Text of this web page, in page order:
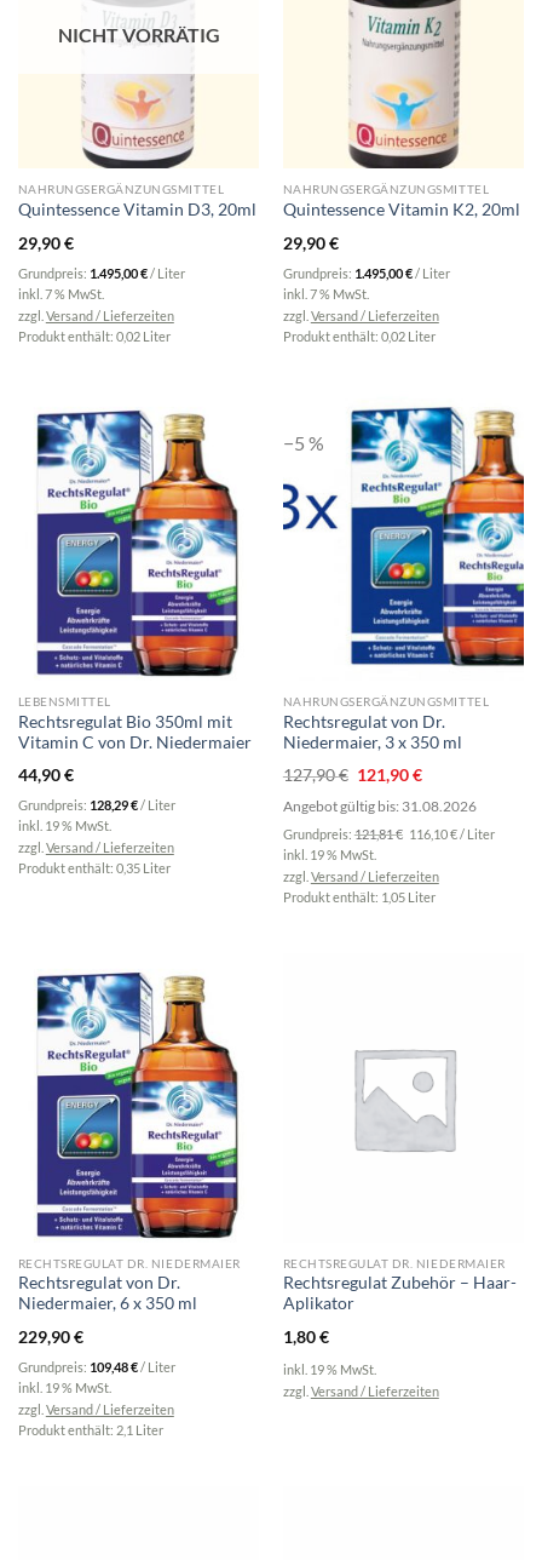
NICHT VORRÄTIG
NAHRUNGSERGÄNZUNGSMITTEL
Quintessence Vitamin D3, 20ml
29,90€
Grundpreis: 1.495,00€/ Liter
inkl. 7 % MwSt.
zzgl. Versand / Lieferzeiten
Produkt enthält: 0,02 Liter
NAHRUNGSERGÄNZUNGSMITTEL
Quintessence Vitamin K2, 20ml
29,90€
Grundpreis: 1.495,00€/ Liter
inkl. 7 % MwSt.
zzgl. Versand / Lieferzeiten
Produkt enthält: 0,02 Liter
LEBENSMITTEL
Rechtsregulat Bio 350ml mit
Vitamin C von Dr. Niedermaier
44,90€
Grundpreis: 128,29€/ Liter
inkl. 19 % MwSt.
zzgl. Versand / Lieferzeiten
Produkt enthält: 0,35 Liter
−5 %
NAHRUNGSERGÄNZUNGSMITTEL
Rechtsregulat von Dr.
Niedermaier, 3 x 350 ml
127,90€ Ursprünglicher
Preis
127,90 €
121,90€Aktueller
Preis
121,90 €.
Angebot gültig bis: 31.08.2026
Grundpreis: 121,81€ 116,10€/ Liter
inkl. 19 % MwSt.
zzgl. Versand / Lieferzeiten
Produkt enthält: 1,05 Liter
RECHTSREGULAT DR. NIEDERMAIER
Rechtsregulat von Dr.
Niedermaier, 6 x 350 ml
229,90€
Grundpreis: 109,48€/ Liter
inkl. 19 % MwSt.
zzgl. Versand / Lieferzeiten
Produkt enthält: 2,1 Liter
RECHTSREGULAT DR. NIEDERMAIER
Rechtsregulat Zubehör – Haar-
Aplikator
1,80€
inkl. 19 % MwSt.
zzgl. Versand / Lieferzeiten